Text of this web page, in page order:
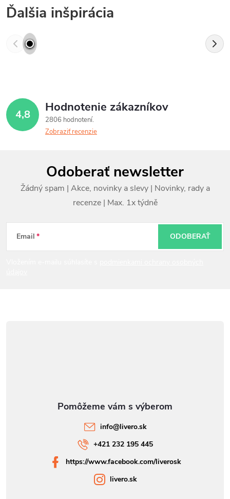
Ďalšia inšpirácia
4,8 Hodnotenie zákazníkov
2806 hodnotení
Zobraziť recenzie
ä
Odoberať newsletter
Email ODOBERAŤ
info@livero.sk
+421 232 195 445
https://www.facebook.com/liverosk
livero.sk